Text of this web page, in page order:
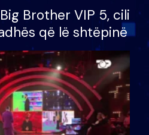
Brother VIP 5, cili
që lë shtëpinë